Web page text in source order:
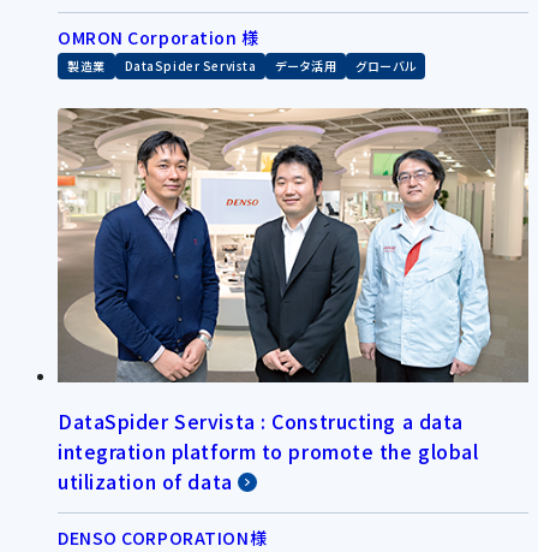
OMRON Corporation 様
製造業 DataSpider Servista データ活用 グローバル
DataSpider Servista : Constructing a data
integration platform to promote the global
utilization of data
DENSO CORPORATION様